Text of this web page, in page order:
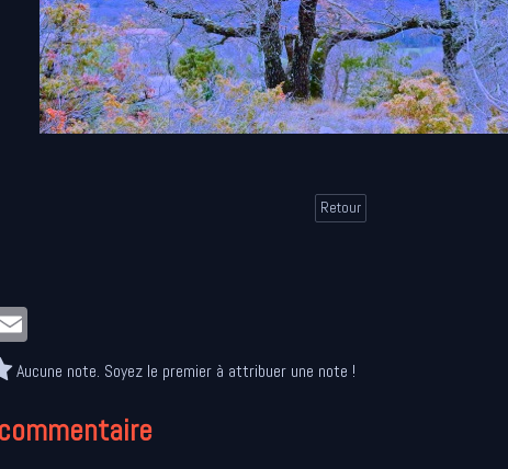
Retour
Aucune note. Soyez le premier à attribuer une note !